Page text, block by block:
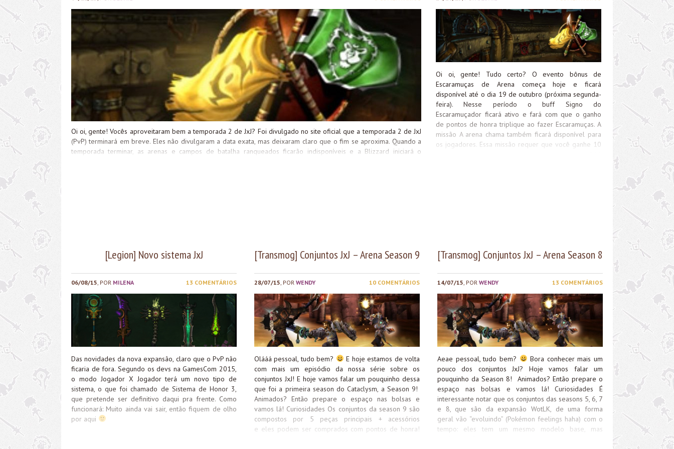
Giraporca (Aliança) ou Rosa Galerosa e Senhor da Guerra Noktyn (Horda). Esses itens podem ser comprados com o
PNJ Amelia Clarke e Marechal...
Oi oi, gente! Vocês aproveitaram bem a temporada 2 de JxJ? Foi divulgado no site oficial que a temporada 2 de JxJ
(PvP) terminará em breve. Eles não divulgaram a data exata, mas deixaram claro que o fim se aproxima. Quando a
temporada terminar, as arenas e campos de batalha ranqueados ficarão indisponíveis e a Blizzard iniciará o
Oi oi, gente! Tudo certo? O evento bônus de
Escaramuças de Arena começa hoje e ficará
disponível até o dia 19 de outubro (próxima segunda-
feira). Nesse período o buff Signo do
Escaramuçador ficará ativo e fará com que o ganho
de pontos de honra triplique ao fazer Escaramuças. A
missão A arena chama também ficará disponível para
os jogadores. Essa missão requer que você ganhe 10
Giraporca (Aliança) ou Rosa Galerosa e Senhor da
Guerra Noktyn (Horda). Esses itens podem ser
comprados com o PNJ Amelia Clarke e Marechal...
[Legion] Novo sistema JxJ
06/08/15 , POR MILENA 13 COMENTÁRIOS
Das novidades da nova expansão, claro que o PvP não
ficaria de fora. Segundo os devs na GamesCom 2015,
o modo Jogador X Jogador terá um novo tipo de
sistema, o que foi chamado de Sistema de Honor 3,
que pretende ser definitivo daqui pra frente. Como
funcionará: Muito ainda vai sair, então fiquem de olho
por aqui
[Transmog] Conjuntos JxJ – Arena Season 9
28/07/15 , POR WENDY 10 COMENTÁRIOS
Olááá pessoal, tudo bem?
E hoje estamos de volta
com mais um episódio da nossa série sobre os
conjuntos JxJ! E hoje vamos falar um pouquinho dessa
que foi a primeira season do Cataclysm, a Season 9!
Animados? Então prepare o espaço nas bolsas e
vamos lá! Curiosidades Os conjuntos da season 9 são
compostos por 5 peças principais + acessórios
e eles podem ser comprados com pontos de honra!
[Transmog] Conjuntos JxJ – Arena Season 8
14/07/15 , POR WENDY 13 COMENTÁRIOS
Aeae pessoal, tudo bem?
Bora conhecer mais um
pouco dos conjuntos JxJ? Hoje vamos falar um
pouquinho da Season 8! Animados? Então prepare o
espaço nas bolsas e vamos lá! Curiosidades É
interessante notar que os conjuntos das seasons 5, 6, 7
e 8, que são da expansão WotLK, de uma forma
geral vão “evoluindo” (Pokémon feelings haha) com o
tempo: eles tem um mesmo modelo base, mas